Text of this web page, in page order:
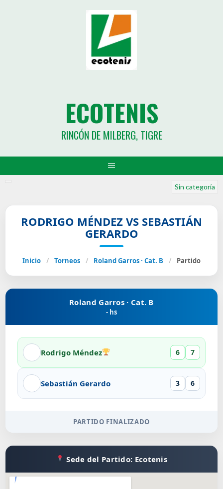
ECOTENIS
RINCÓN DE MILBERG, TIGRE
Sin categoría
RODRIGO MÉNDEZ VS SEBASTIÁN
GERARDO
Inicio / Torneos / Roland Garros · Cat. B / Partido
Roland Garros · Cat. B
- hs
Rodrigo Méndez 6 7
Sebastián Gerardo 3 6
PARTIDO FINALIZADO
Sede del Partido: Ecotenis